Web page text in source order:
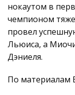
нокаутом в
чемпионом
провел
Льюиса, а
Дэниеля.
По материалам